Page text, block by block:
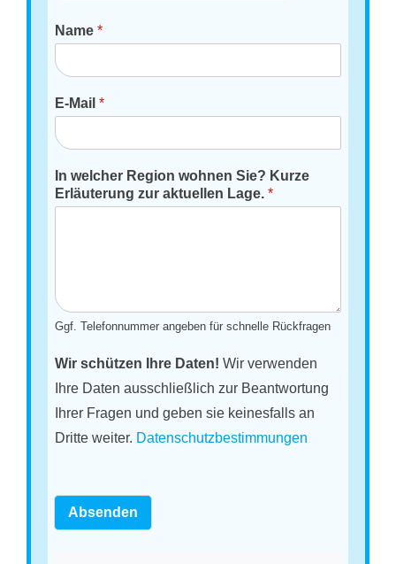
Name*
E-Mail*
In welcher Region wohnen Sie? Kurze
Erläuterung zur aktuellen Lage.*
Ggf. Telefonnummer angeben für schnelle Rückfragen
Wir schützen Ihre Daten! Wir verwenden
Ihre Daten ausschließlich zur Beantwortung
Ihrer Fragen und geben sie keinesfalls an
Dritte weiter. Datenschutzbestimmungen
Absenden